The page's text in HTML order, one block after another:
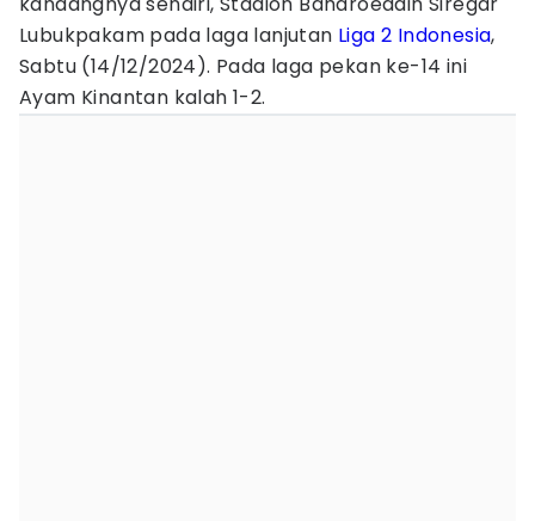
Lubukpakam pada laga lanjutan Liga 2 Indonesia,
Sabtu (14/12/2024). Pada laga pekan ke-14 ini
Ayam Kinantan kalah 1-2.